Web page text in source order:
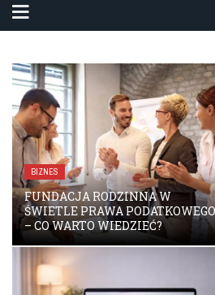
DOM I WNĘTRZE
OGRZEWACZ TARASOWY
GAZOWY – CZY WARTO GO
STOSOWAĆ NA DUŻYCH
TARASACH?
ZDROWIE I URODA
UBEZPIECZENIE NNW:
OCHRONA NA KAŻDY WYPADEK